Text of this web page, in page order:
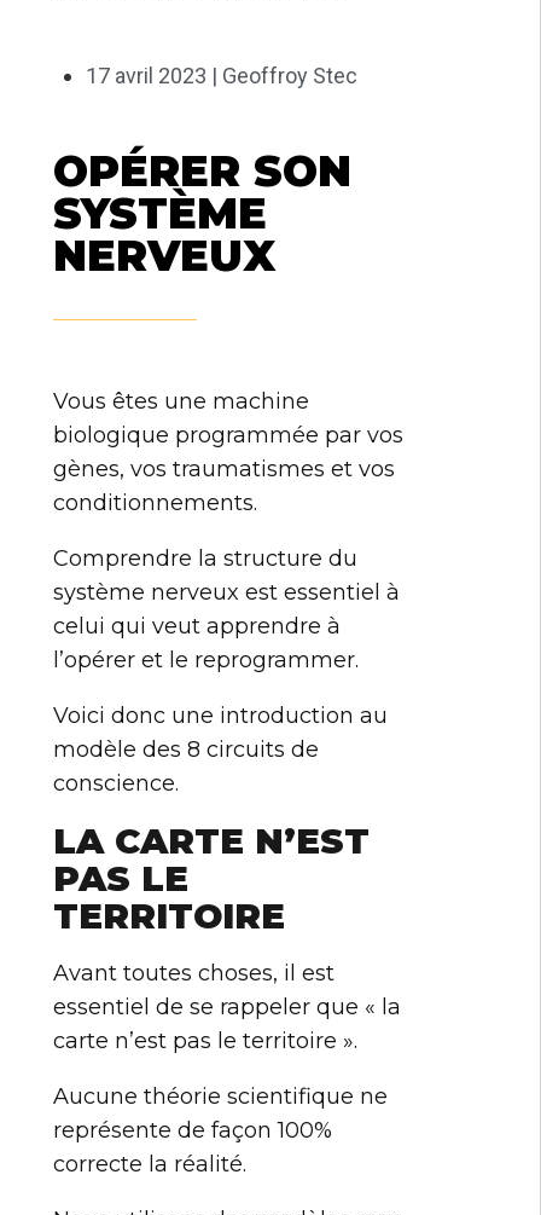
17 avril 2023 | Geoffroy Stec
OPÉRER SON
SYSTÈME
NERVEUX
Vous êtes une machine
biologique programmée par vos
gènes, vos traumatismes et vos
conditionnements.
Comprendre la structure du
système nerveux est essentiel à
celui qui veut apprendre à
l’opérer et le reprogrammer.
Voici donc une introduction au
modèle des 8 circuits de
conscience.
LA CARTE N’EST
PAS LE
TERRITOIRE
Avant toutes choses, il est
essentiel de se rappeler que « la
carte n’est pas le territoire ».
Aucune théorie scientifique ne
représente de façon 100%
correcte la réalité.